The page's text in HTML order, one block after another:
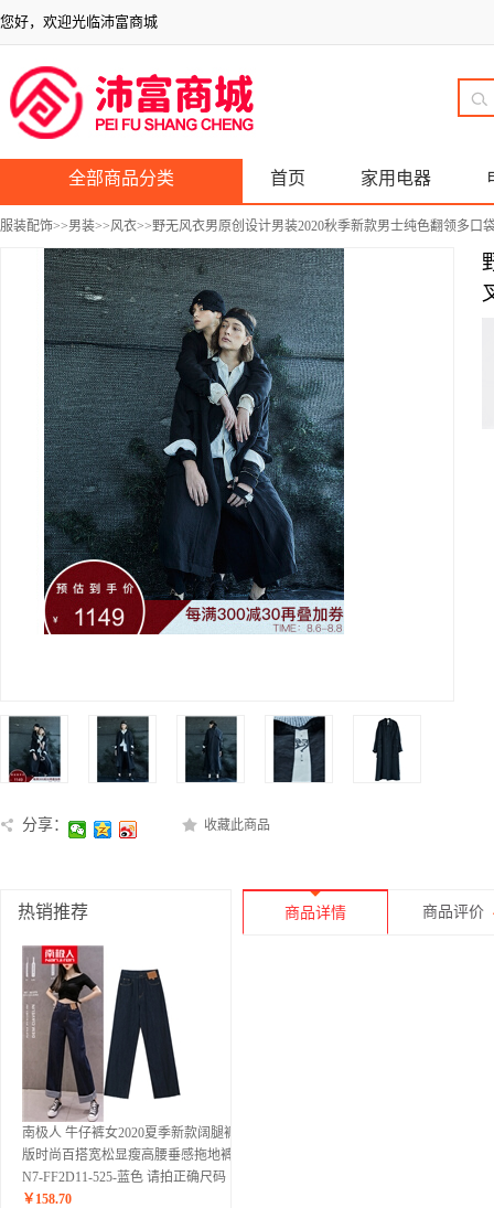
您好，欢迎光临沛富商城
全部商品分类 首页 家用电器
服装配饰>>男装>>风衣>>野无风衣男原创设计男装2020秋季新款男士纯色翻领多口
分享： 收藏此商品
热销推荐
南极人 牛仔裤女2020夏季新款阔腿裤韩
版时尚百搭宽松显瘦高腰垂感拖地裤子
N7-FF2D11-525-蓝色 请拍正确尺码
￥ 158.70
商品详情 商品评价